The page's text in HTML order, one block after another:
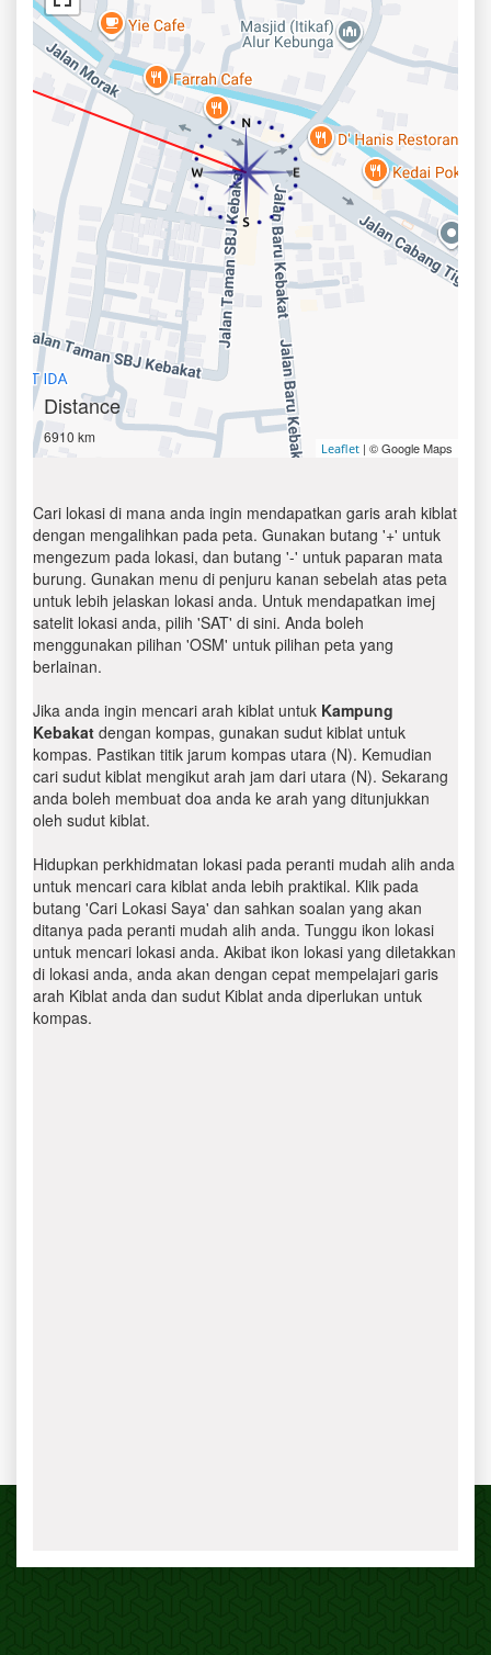
Distance
6910 km
Leaflet | © Google Maps
Cari lokasi di mana anda ingin mendapatkan garis arah kiblat
dengan mengalihkan pada peta. Gunakan butang '+' untuk
mengezum pada lokasi, dan butang '-' untuk paparan mata
burung. Gunakan menu di penjuru kanan sebelah atas peta
untuk lebih jelaskan lokasi anda. Untuk mendapatkan imej
satelit lokasi anda, pilih 'SAT' di sini. Anda boleh
menggunakan pilihan 'OSM' untuk pilihan peta yang
berlainan.
Jika anda ingin mencari arah kiblat untuk Kampung
Kebakat dengan kompas, gunakan sudut kiblat untuk
kompas. Pastikan titik jarum kompas utara (N). Kemudian
cari sudut kiblat mengikut arah jam dari utara (N). Sekarang
anda boleh membuat doa anda ke arah yang ditunjukkan
oleh sudut kiblat.
Hidupkan perkhidmatan lokasi pada peranti mudah alih anda
untuk mencari cara kiblat anda lebih praktikal. Klik pada
butang 'Cari Lokasi Saya' dan sahkan soalan yang akan
ditanya pada peranti mudah alih anda. Tunggu ikon lokasi
untuk mencari lokasi anda. Akibat ikon lokasi yang diletakkan
di lokasi anda, anda akan dengan cepat mempelajari garis
arah Kiblat anda dan sudut Kiblat anda diperlukan untuk
kompas.